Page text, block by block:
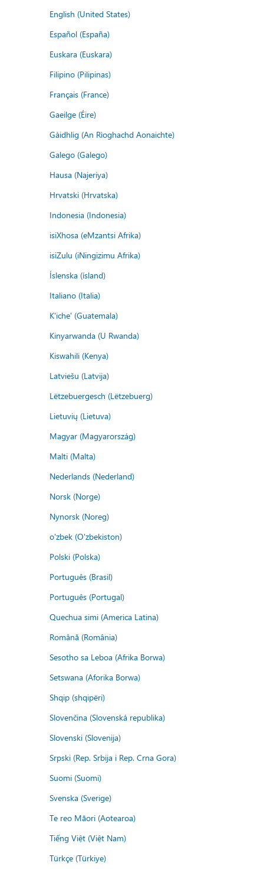
English (United States)
Español (España)
Euskara (Euskara)
Filipino (Pilipinas)
Français (France)
Gaeilge (Éire)
Gàidhlig (An Rìoghachd Aonaichte)
Galego (Galego)
Hausa (Najeriya)
Hrvatski (Hrvatska)
Indonesia (Indonesia)
isiXhosa (eMzantsi Afrika)
isiZulu (iNingizimu Afrika)
Íslenska (ísland)
Italiano (Italia)
K'iche' (Guatemala)
Kinyarwanda (U Rwanda)
Kiswahili (Kenya)
Latviešu (Latvija)
Lëtzebuergesch (Lëtzebuerg)
Lietuvių (Lietuva)
Magyar (Magyarország)
Malti (Malta)
Nederlands (Nederland)
Norsk (Norge)
Nynorsk (Noreg)
o'zbek (O'zbekiston)
Polski (Polska)
Português (Brasil)
Português (Portugal)
Quechua simi (America Latina)
Română (România)
Sesotho sa Leboa (Afrika Borwa)
Setswana (Aforika Borwa)
Shqip (shqipëri)
Slovenčina (Slovenská republika)
Slovenski (Slovenija)
Srpski (Rep. Srbija i Rep. Crna Gora)
Suomi (Suomi)
Svenska (Sverige)
Te reo Māori (Aotearoa)
Tiếng Việt (Việt Nam)
Türkçe (Türkiye)